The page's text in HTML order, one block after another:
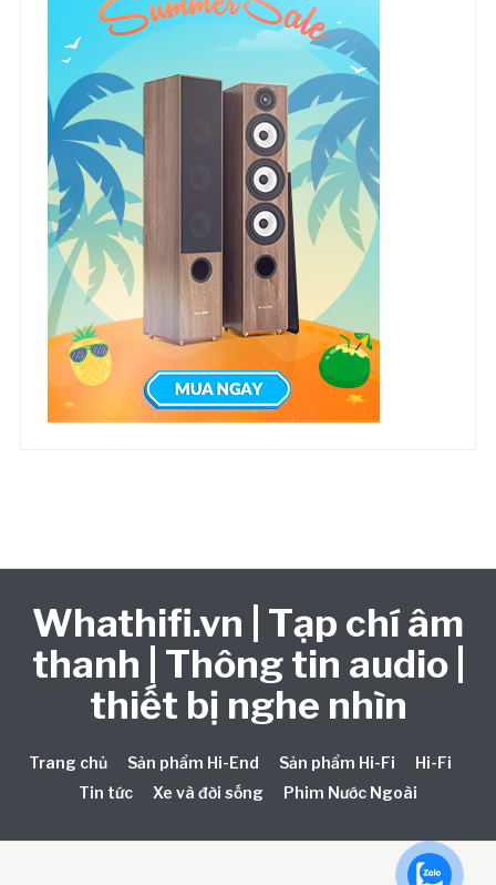
Whathifi.vn | Tạp chí âm
thanh | Thông tin audio |
thiết bị nghe nhìn
Trang chủ Sản phẩm Hi-End Sản phẩm Hi-Fi
Hi-Fi
Tin tức
Xe và đời sống Phim Nước Ngoài